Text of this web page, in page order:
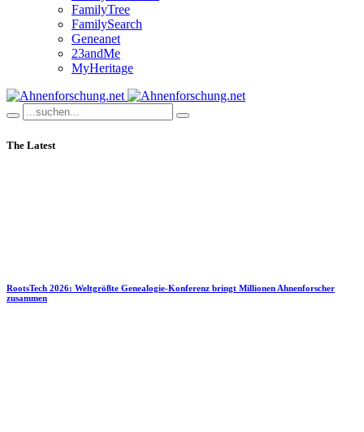
FamilyTree
FamilySearch
Geneanet
23andMe
MyHeritage
The Latest
RootsTech 2026: Weltgrößte Genealogie-Konferenz bringt Millionen Ahnenforscher
zusammen